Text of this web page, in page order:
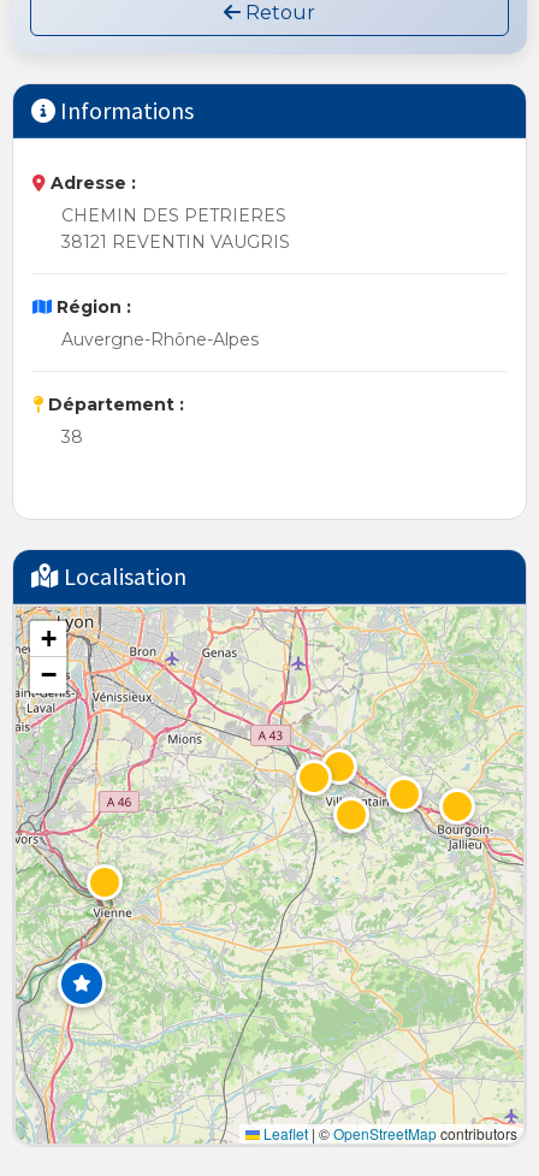
Retour
Informations
Adresse :
CHEMIN DES PETRIERES
38121 REVENTIN VAUGRIS
Région :
Auvergne-Rhône-Alpes
Département :
38
Localisation
+
−
Leaflet | ©OpenStreetMapcontributors